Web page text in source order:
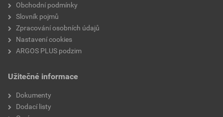
Vzdálenost týkající se
Montážní hloubka
Obchodní podmínky
Slovník pojmů
Zpracování osobních údajů
Nastavení cookies
ARGOS PLUS podzim
Užitečné informace
Dokumenty
Dodací listy